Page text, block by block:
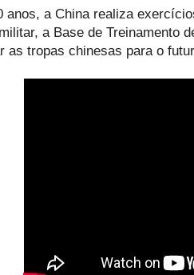
anos, a China realiza
a Base de Treinamento
as tropas chinesas para o